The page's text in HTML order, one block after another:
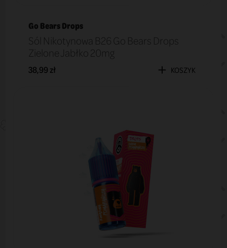
Go Bears Drops
Sól Nikotynowa B26 Go Bears Drops
Zielone Jabłko 20mg
38,99 zł KOSZYK